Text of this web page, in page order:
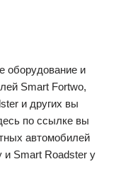
оборудование и
Smart Fortwo,
и других вы
по ссылке вы
автомобилей
и Smart Roadster у